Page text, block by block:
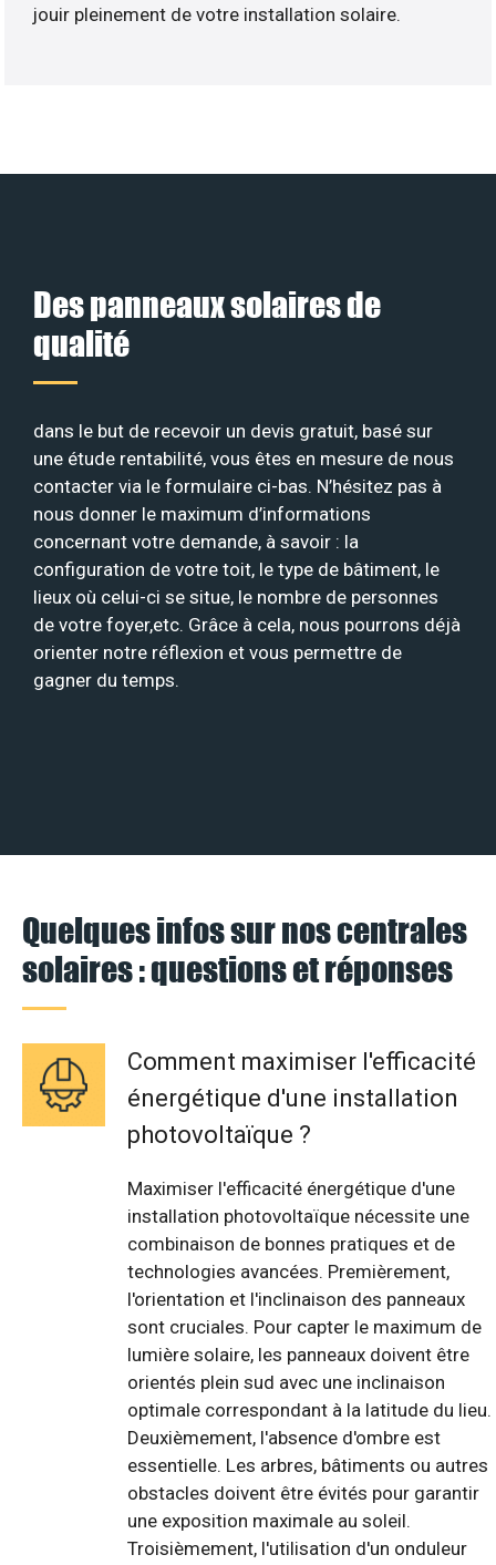
jouir pleinement de votre installation solaire.
Des panneaux solaires de
qualité
dans le but de recevoir un devis gratuit, basé sur
une étude rentabilité, vous êtes en mesure de nous
contacter via le formulaire ci-bas. N’hésitez pas à
nous donner le maximum d’informations
concernant votre demande, à savoir : la
configuration de votre toit, le type de bâtiment, le
lieux où celui-ci se situe, le nombre de personnes
de votre foyer,etc. Grâce à cela, nous pourrons déjà
orienter notre réflexion et vous permettre de
gagner du temps.
Quelques infos sur nos centrales
solaires : questions et réponses
Comment maximiser l'efficacité
énergétique d'une installation
photovoltaïque ?
Maximiser l'efficacité énergétique d'une
installation photovoltaïque nécessite une
combinaison de bonnes pratiques et de
technologies avancées. Premièrement,
l'orientation et l'inclinaison des panneaux
sont cruciales. Pour capter le maximum de
lumière solaire, les panneaux doivent être
orientés plein sud avec une inclinaison
optimale correspondant à la latitude du lieu.
Deuxièmement, l'absence d'ombre est
essentielle. Les arbres, bâtiments ou autres
obstacles doivent être évités pour garantir
une exposition maximale au soleil.
Troisièmement, l'utilisation d'un onduleur